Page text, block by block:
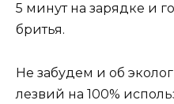
5 минут на зарядке и
бритья.
Не забудем и об
лезвий на 100%